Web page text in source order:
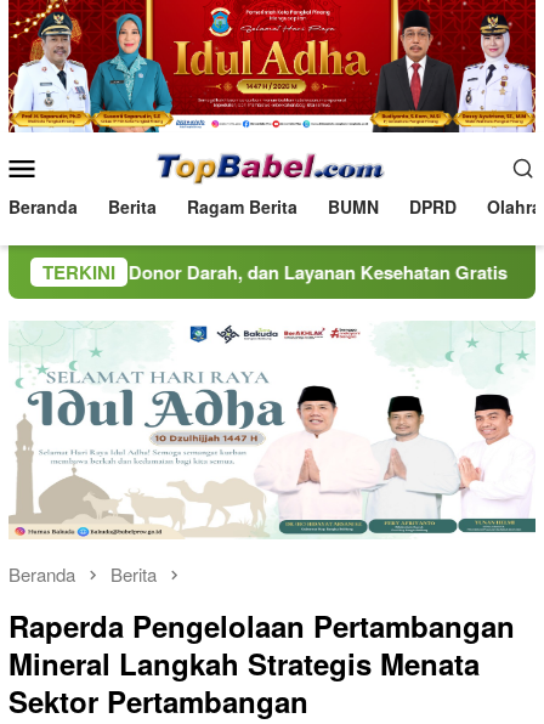
Loncat
ke
konten
Mobile
Beranda Berita Ragam Berita BUMN DPRD
TERKINI
Donor Darah, dan Layanan Kesehatan Gratis
Beranda Berita
Raperda Pengelolaan Pertambangan
Mineral Langkah Strategis Menata
Sektor Pertambangan